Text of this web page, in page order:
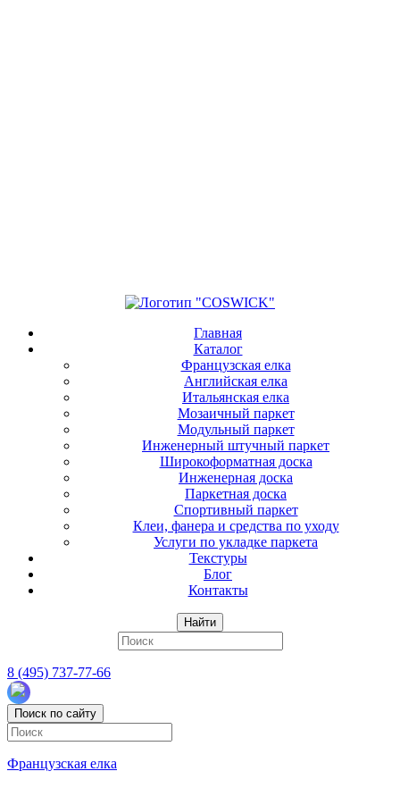
Главная
Каталог
Французская елка
Английская елка
Итальянская елка
Мозаичный паркет
Модульный паркет
Инженерный штучный паркет
Широкоформатная доска
Инженерная доска
Паркетная доска
Спортивный паркет
Клеи, фанера и средства по уходу
Услуги по укладке паркета
Текстуры
Блог
Контакты
Найти
8 (495) 737-77-66
Поиск по сайту
Французская елка